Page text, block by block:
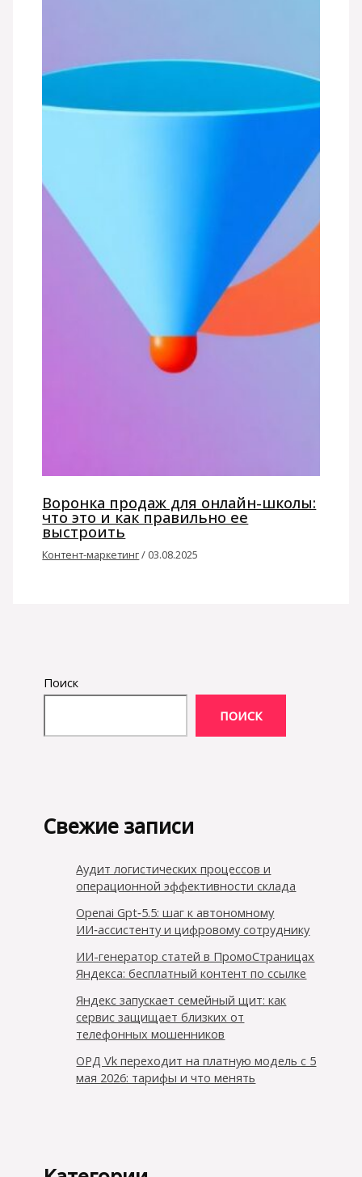
Воронка продаж для онлайн-школы:
что это и как правильно ее
выстроить
Контент-маркетинг/ 03.08.2025
Поиск
ПОИСК
Свежие записи
Аудит логистических процессов и
операционной эффективности склада
Openai Gpt‑5.5: шаг к автономному
ИИ‑ассистенту и цифровому сотруднику
ИИ-генератор статей в ПромоСтраницах
Яндекса: бесплатный контент по ссылке
Яндекс запускает семейный щит: как
сервис защищает близких от
телефонных мошенников
ОРД Vk переходит на платную модель с 5
мая 2026: тарифы и что менять